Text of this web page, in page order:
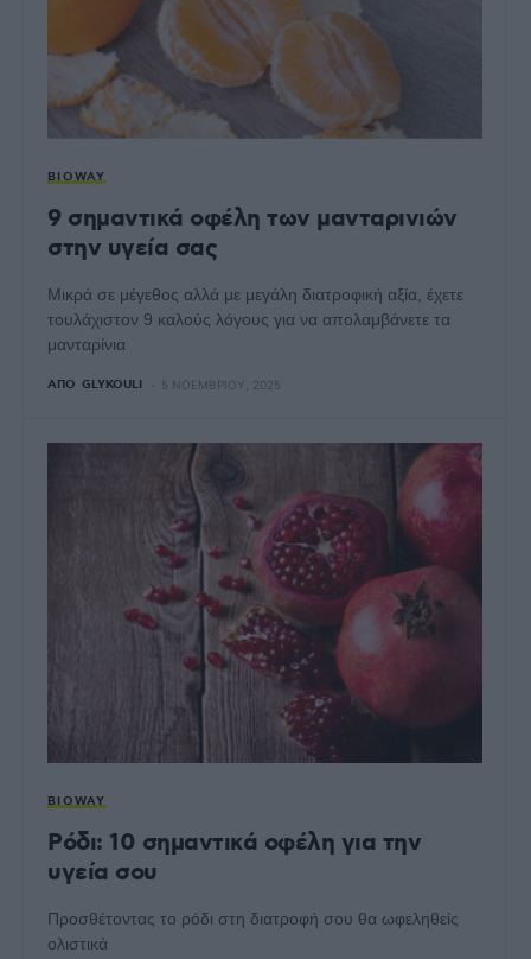
BIOWAY
9 σημαντικά οφέλη των μανταρινιών
στην υγεία σας
Μικρά σε μέγεθος αλλά με μεγάλη διατροφική αξία, έχετε
τουλάχιστον 9 καλούς λόγους για να απολαμβάνετε τα
μανταρίνια
ΑΠΌ GLYKOULI 5 ΝΟΕΜΒΡΊΟΥ, 2025
BIOWAY
Ρόδι: 10 σημαντικά οφέλη για την
υγεία σου
Προσθέτοντας το ρόδι στη διατροφή σου θα ωφεληθείς
ολιστικά